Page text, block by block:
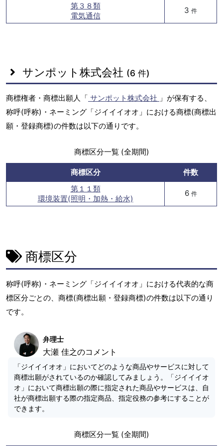
第３８類
電気通信
3 件
サンポット株式会社 (6 件)
商標権者・商標出願人「 サンポット株式会社 」が保有する、
称呼(呼称)・ネーミング「ジイイイオオ」における商標(商標出
願・登録商標)の件数は以下の通りです。
商標区分一覧 (全期間)
商標区分
件数
第１１類
環境装置(照明・加熱・給水)
6 件
商標区分
称呼(呼称)・ネーミング「ジイイイオオ」における代表的な商
標区分ごとの、商標(商標出願・登録商標)の件数は以下の通り
です。
弁理士
大瀬 佳之のコメント
「ジイイイオオ」においてどのような商品やサービスに対して
商標出願がされているのか確認してみましょう。「ジイイイオ
オ」において商標出願の際に指定された商品やサービスは、自
社が商標出願する際の指定商品、指定役務の参考にすることが
できます。
商標区分一覧 (全期間)